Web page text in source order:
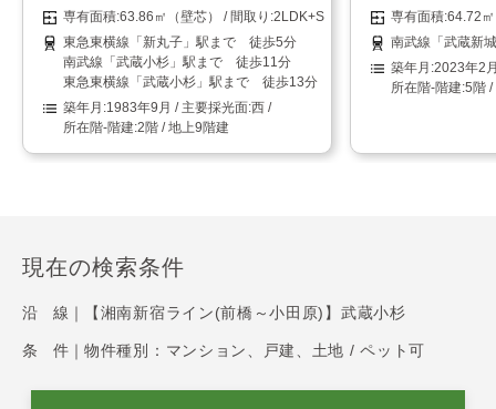
63.86㎡（壁芯）
2LDK+S（納戸）
東急東横線「新丸子」駅まで 徒歩5分
南武線「武蔵小杉」駅まで 徒歩11分
東急東横線「武蔵小杉」駅まで 徒歩13分
1983年9月
西
2階 / 地上9階建
64.72
南武線「武蔵新
2023年2
5階 /
現在の検索条件
沿 線｜ 【湘南新宿ライン(前橋～小田原)】武蔵小杉
条 件｜ 物件種別：マンション、戸建、土地 / ペット可